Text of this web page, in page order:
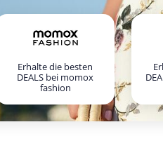
Erhalte die besten
DEALS bei momox
fashion